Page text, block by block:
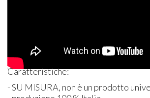
Caratteristiche:
- SU MISURA, non è un prodotto